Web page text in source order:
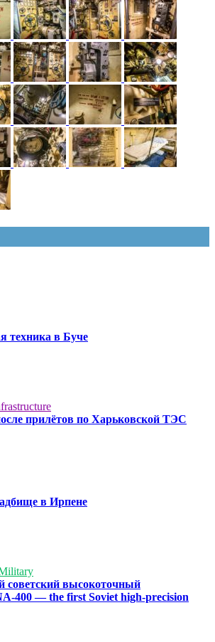
техника в Буче
прилётов по Харьковской ТЭС
в Ирпене
высокоточный
400 — the first Soviet high-precision